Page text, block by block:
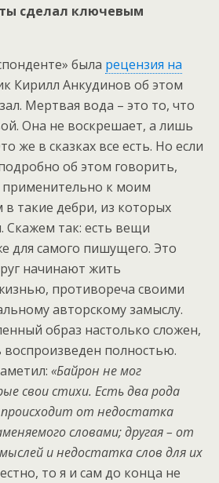
сделал ключевым
была рецензия на
Кирилл Анкудинов об этом
Мертвая вода – это то, что
Она не воскрешает, а лишь
же в сказках все есть. Но если
об этом говорить,
к моим
в такие дебри, из которых
Скажем так: есть вещи
для самого пишущего. Это
начинают жить
противореча своими
авторскому замыслу.
образ настолько сложен,
полностью.
«Байрон не мог
свои стихи. Есть два рода
от недостатка
словами; другая – от
и недостатка слов для их
то я и сам до конца не